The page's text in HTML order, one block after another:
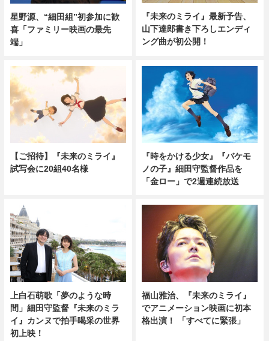
星野源、“細田組”初参加に歓
喜「ファミリー映画の最先
端」
『未来のミライ』最新予告、
山下達郎書き下ろしエンディ
ング曲が初公開！
【ご招待】『未来のミライ』
試写会に20組40名様
『時をかける少女』『バケモ
ノの子』細田守監督作品を
「金ロー」で2週連続放送
上白石萌歌「夢のような時
間」細田守監督『未来のミラ
イ』カンヌで拍手喝采の世界
初上映！
福山雅治、『未来のミライ』
でアニメーション映画に初本
格出演！ 「すべてに緊張」